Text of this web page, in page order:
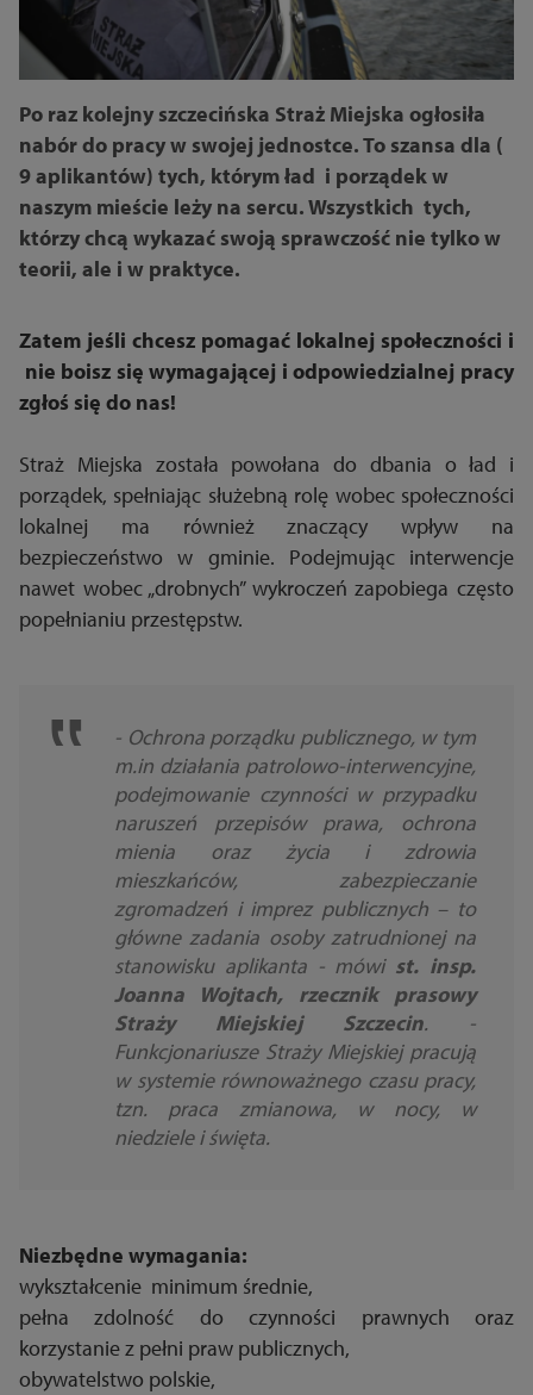
Po raz kolejny szczecińska Straż Miejska ogłosiła
nabór do pracy w swojej jednostce. To szansa dla (
9 aplikantów) tych, którym ład i porządek w
naszym mieście leży na sercu. Wszystkich tych,
którzy chcą wykazać swoją sprawczość nie tylko w
teorii, ale i w praktyce.
Zatem jeśli chcesz pomagać lokalnej społeczności i
nie boisz się wymagającej i odpowiedzialnej pracy
zgłoś się do nas!
Straż Miejska została powołana do dbania o ład i
porządek, spełniając służebną rolę wobec społeczności
lokalnej ma również znaczący wpływ na
bezpieczeństwo w gminie. Podejmując interwencje
nawet wobec „drobnych” wykroczeń zapobiega często
popełnianiu przestępstw.
- Ochrona porządku publicznego, w tym
m.in działania patrolowo-interwencyjne,
podejmowanie czynności w przypadku
naruszeń przepisów prawa, ochrona
mienia oraz życia i zdrowia
mieszkańców, zabezpieczanie
zgromadzeń i imprez publicznych – to
główne zadania osoby zatrudnionej na
stanowisku aplikanta - mówi st. insp.
Joanna Wojtach, rzecznik prasowy
Straży Miejskiej Szczecin. -
Funkcjonariusze Straży Miejskiej pracują
w systemie równoważnego czasu pracy,
tzn. praca zmianowa, w nocy, w
niedziele i święta.
Niezbędne wymagania:
wykształcenie minimum średnie,
pełna zdolność do czynności prawnych oraz
korzystanie z pełni praw publicznych,
obywatelstwo polskie,